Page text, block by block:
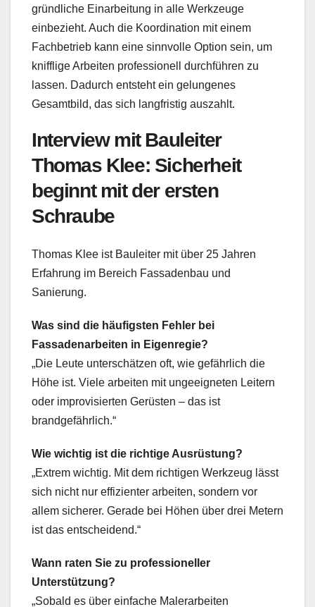
gründliche Einarbeitung in alle Werkzeuge
einbezieht. Auch die Koordination mit einem
Fachbetrieb kann eine sinnvolle Option sein, um
knifflige Arbeiten professionell durchführen zu
lassen. Dadurch entsteht ein gelungenes
Gesamtbild, das sich langfristig auszahlt.
Interview mit Bauleiter
Thomas Klee: Sicherheit
beginnt mit der ersten
Schraube
Thomas Klee ist Bauleiter mit über 25 Jahren
Erfahrung im Bereich Fassadenbau und
Sanierung.
Was sind die häufigsten Fehler bei
Fassadenarbeiten in Eigenregie?
„Die Leute unterschätzen oft, wie gefährlich die
Höhe ist. Viele arbeiten mit ungeeigneten Leitern
oder improvisierten Gerüsten – das ist
brandgefährlich.“
Wie wichtig ist die richtige Ausrüstung?
„Extrem wichtig. Mit dem richtigen Werkzeug lässt
sich nicht nur effizienter arbeiten, sondern vor
allem sicherer. Gerade bei Höhen über drei Metern
ist das entscheidend.“
Wann raten Sie zu professioneller
Unterstützung?
„Sobald es über einfache Malerarbeiten